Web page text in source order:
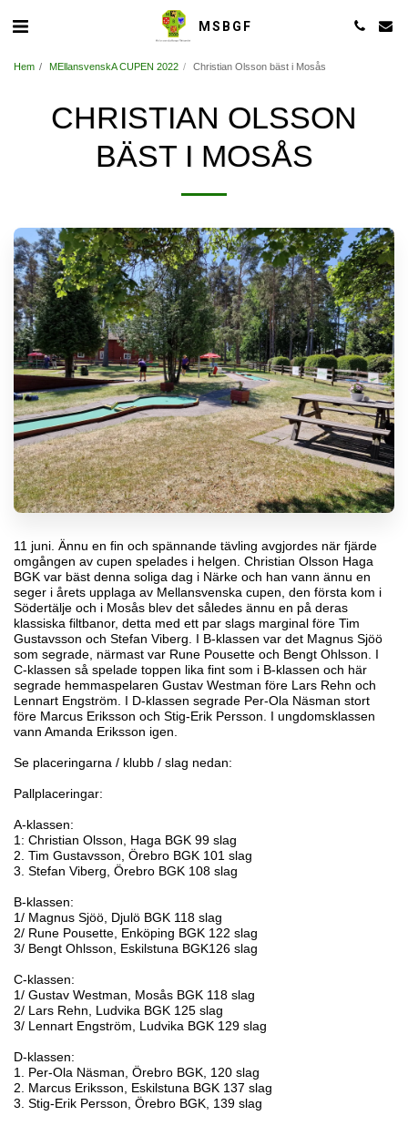
MSBGF
Hem MEllansvenskA CUPEN 2022 Christian Olsson bäst i Mosås
CHRISTIAN OLSSON
BÄST I MOSÅS
11 juni. Ännu en fin och spännande tävling avgjordes när fjärde
omgången av cupen spelades i helgen. Christian Olsson Haga
BGK var bäst denna soliga dag i Närke och han vann ännu en
seger i årets upplaga av Mellansvenska cupen, den första kom i
Södertälje och i Mosås blev det således ännu en på deras
klassiska filtbanor, detta med ett par slags marginal före Tim
Gustavsson och Stefan Viberg. I B-klassen var det Magnus Sjöö
som segrade, närmast var Rune Pousette och Bengt Ohlsson. I
C-klassen så spelade toppen lika fint som i B-klassen och här
segrade hemmaspelaren Gustav Westman före Lars Rehn och
Lennart Engström. I D-klassen segrade Per-Ola Näsman stort
före Marcus Eriksson och Stig-Erik Persson. I ungdomsklassen
vann Amanda Eriksson igen.
Se placeringarna / klubb / slag nedan:
Pallplaceringar:
A-klassen:
1: Christian Olsson, Haga BGK 99 slag
2. Tim Gustavsson, Örebro BGK 101 slag
3. Stefan Viberg, Örebro BGK 108 slag
B-klassen:
1/ Magnus Sjöö, Djulö BGK 118 slag
2/ Rune Pousette, Enköping BGK 122 slag
3/ Bengt Ohlsson, Eskilstuna BGK126 slag
C-klassen:
1/ Gustav Westman, Mosås BGK 118 slag
2/ Lars Rehn, Ludvika BGK 125 slag
3/ Lennart Engström, Ludvika BGK 129 slag
D-klassen:
1. Per-Ola Näsman, Örebro BGK, 120 slag
2. Marcus Eriksson, Eskilstuna BGK 137 slag
3. Stig-Erik Persson, Örebro BGK, 139 slag